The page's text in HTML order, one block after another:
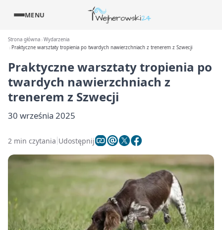
MENU
Strona główna Wydarzenia
Praktyczne warsztaty tropienia po twardych nawierzchniach z trenerem z Szwecji
Praktyczne warsztaty tropienia po
twardych nawierzchniach z
trenerem z Szwecji
30 września 2025
2 min czytania Udostępnij